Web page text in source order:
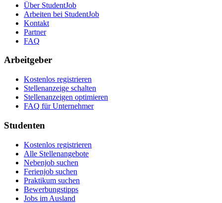
Über StudentJob
Arbeiten bei StudentJob
Kontakt
Partner
FAQ
Arbeitgeber
Kostenlos registrieren
Stellenanzeige schalten
Stellenanzeigen optimieren
FAQ für Unternehmer
Studenten
Kostenlos registrieren
Alle Stellenangebote
Nebenjob suchen
Ferienjob suchen
Praktikum suchen
Bewerbungstipps
Jobs im Ausland